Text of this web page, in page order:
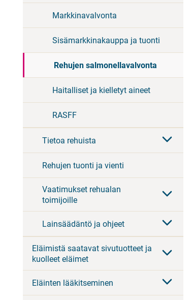
Markkinavalvonta
Sisämarkkinakauppa ja tuonti
Rehujen salmonellavalvonta
Haitalliset ja kielletyt aineet
RASFF
Tietoa rehuista
Rehujen tuonti ja vienti
Vaatimukset rehualan
toimijoille
Lainsäädäntö ja ohjeet
Eläimistä saatavat sivutuotteet ja
kuolleet eläimet
Eläinten lääkitseminen